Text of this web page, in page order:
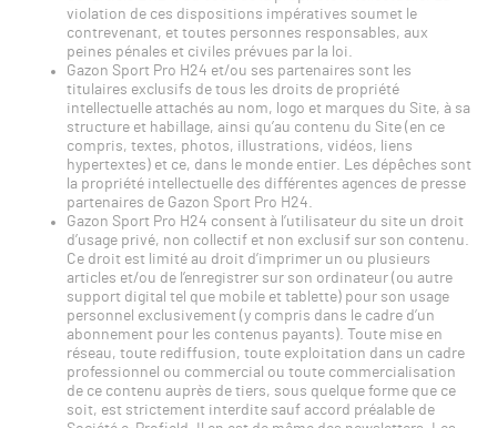
violation de ces dispositions impératives soumet le
contrevenant, et toutes personnes responsables, aux
peines pénales et civiles prévues par la loi.
Gazon Sport Pro H24 et/ou ses partenaires sont les
titulaires exclusifs de tous les droits de propriété
intellectuelle attachés au nom, logo et marques du Site, à sa
structure et habillage, ainsi qu’au contenu du Site (en ce
compris, textes, photos, illustrations, vidéos, liens
hypertextes) et ce, dans le monde entier. Les dépêches sont
la propriété intellectuelle des différentes agences de presse
partenaires de Gazon Sport Pro H24.
Gazon Sport Pro H24 consent à l’utilisateur du site un droit
d’usage privé, non collectif et non exclusif sur son contenu.
Ce droit est limité au droit d’imprimer un ou plusieurs
articles et/ou de l’enregistrer sur son ordinateur (ou autre
support digital tel que mobile et tablette) pour son usage
personnel exclusivement (y compris dans le cadre d’un
abonnement pour les contenus payants). Toute mise en
réseau, toute rediffusion, toute exploitation dans un cadre
professionnel ou commercial ou toute commercialisation
de ce contenu auprès de tiers, sous quelque forme que ce
soit, est strictement interdite sauf accord préalable de